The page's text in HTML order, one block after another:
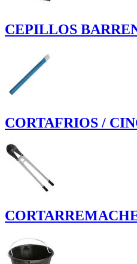
CEPILLOS
CORTAFRIOS /